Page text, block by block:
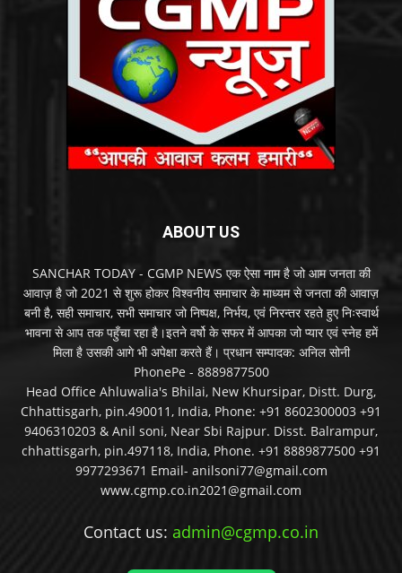
ABOUT US
SANCHAR TODAY - CGMP NEWS एक ऐसा नाम है जो आम जनता की
आवाज़ है जो 2021 से शुरू होकर विश्वनीय समाचार के माध्यम से जनता की आवाज़
बनी है, सही समाचार, सभी समाचार जो निष्पक्ष, निर्भय, एवं निरन्तर रहते हुए निःस्वार्थ
भावना से आप तक पहुँचा रहा है।इतने वर्षो के सफर में आपका जो प्यार एवं स्नेह हमें
मिला है उसकी आगे भी अपेक्षा करते हैं। प्रधान सम्पादक: अनिल सोनी
PhonePe - 8889877500
Head Office Ahluwalia's Bhilai, New Khursipar, Distt. Durg,
Chhattisgarh, pin.490011, India, Phone: +91 8602300003 +91
9406310203 & Anil soni, Near Sbi Rajpur. Disst. Balrampur,
chhattisgarh, pin.497118, India, Phone. +91 8889877500 +91
9977293671 Email- anilsoni77@gmail.com
www.cgmp.co.in2021@gmail.com
Contact us: admin@cgmp.co.in